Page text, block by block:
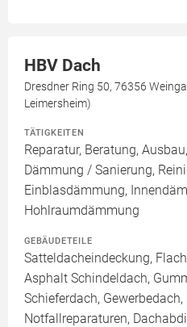
HBV Dach
Dresdner Ring 50, 76356
Leimersheim)
TÄTIGKEITEN
Reparatur, Beratung,
Dämmung / Sanierung,
Einblasdämmung,
Hohlraumdämmung
GEBÄUDETEILE
Satteldacheindeckung,
Asphalt Schindeldach,
Schieferdach,
Notfallreparaturen,